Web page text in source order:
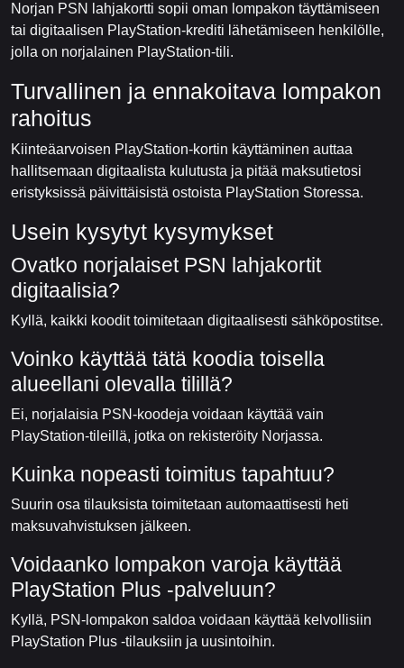
Norjan PSN lahjakortti sopii oman lompakon täyttämiseen
tai digitaalisen PlayStation-krediti lähetämiseen henkilölle,
jolla on norjalainen PlayStation-tili.
Turvallinen ja ennakoitava lompakon
rahoitus
Kiinteäarvoisen PlayStation-kortin käyttäminen auttaa
hallitsemaan digitaalista kulutusta ja pitää maksutietosi
eristyksissä päivittäisistä ostoista PlayStation Storessa.
Usein kysytyt kysymykset
Ovatko norjalaiset PSN lahjakortit
digitaalisia?
Kyllä, kaikki koodit toimitetaan digitaalisesti sähköpostitse.
Voinko käyttää tätä koodia toisella
alueellani olevalla tilillä?
Ei, norjalaisia PSN-koodeja voidaan käyttää vain
PlayStation-tileillä, jotka on rekisteröity Norjassa.
Kuinka nopeasti toimitus tapahtuu?
Suurin osa tilauksista toimitetaan automaattisesti heti
maksuvahvistuksen jälkeen.
Voidaanko lompakon varoja käyttää
PlayStation Plus -palveluun?
Kyllä, PSN-lompakon saldoa voidaan käyttää kelvollisiin
PlayStation Plus -tilauksiin ja uusintoihin.